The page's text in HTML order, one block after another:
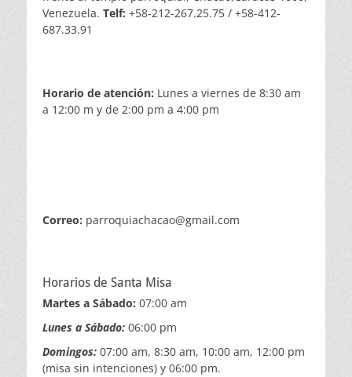
Venezuela. Telf: +58-212-267.25.75 / +58-412-
687.33.91
Horario de atención: Lunes a viernes de 8:30 am
a 12:00 m y de 2:00 pm a 4:00 pm
Correo: parroquiachacao@gmail.com
Horarios de Santa Misa
Martes a Sábado: 07:00 am
Lunes a Sábado: 06:00 pm
Domingos: 07:00 am, 8:30 am, 10:00 am, 12:00 pm
(misa sin intenciones) y 06:00 pm.